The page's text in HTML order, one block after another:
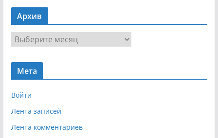
в
г
я
Архив
р
х
Мета
Войти
Лента записей
Лента комментариев